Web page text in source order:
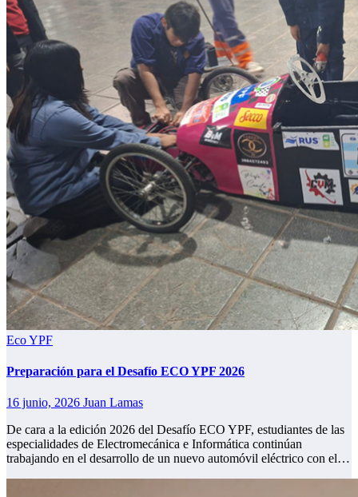
Eco YPF
Preparación para el Desafío ECO YPF 2026
16 junio, 2026 Juan Lamas
De cara a la edición 2026 del Desafío ECO YPF, estudiantes de las
especialidades de Electromecánica e Informática continúan
trabajando en el desarrollo de un nuevo automóvil eléctrico con el…